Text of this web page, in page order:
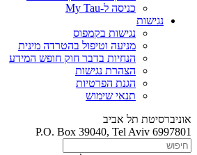
כניסה ל-My Tau
נגישות
נגישות בקמפוס
מניעה וטיפול בהטרדה מינית
הנחיות בדבר חוק חופש המידע
הצהרת נגישות
הגנת הפרטיות
תנאי שימוש
אוניברסיטת תל אביב
P.O. Box 39040, Tel Aviv 6997801